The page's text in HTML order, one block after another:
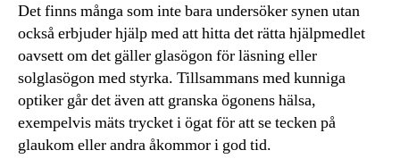
Det finns många som inte bara undersöker synen utan
också erbjuder hjälp med att hitta det rätta hjälpmedlet
oavsett om det gäller glasögon för läsning eller
solglasögon med styrka. Tillsammans med kunniga
optiker går det även att granska ögonens hälsa,
exempelvis mäts trycket i ögat för att se tecken på
glaukom eller andra åkommor i god tid.